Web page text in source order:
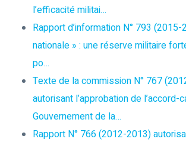
l’efficacité militai…
Rapport d’information N° 793 (2015-
nationale » : une réserve militaire
po…
Texte de la commission N° 767
autorisant l’approbation de l’accord-
Gouvernement de la…
Rapport N° 766 (2012-2013)